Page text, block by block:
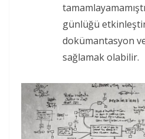
günlüğü
dokümantasyon
sağlamak olabilir.